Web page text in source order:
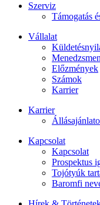
Szerviz
Támogatás
Vállalat
Előzmények
Számok
Karrier
Karrier
Kapcsolat
Kapcsolat
Prospektus
Tojótyúk
Baromfi